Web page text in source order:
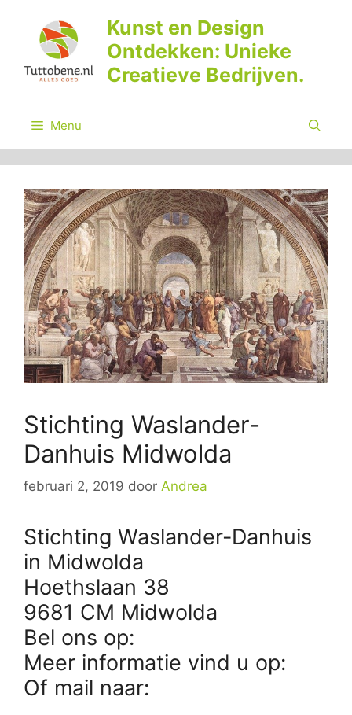
inhoud
Kunst en Design
Ontdekken: Unieke
Creatieve Bedrijven.
Menu
Stichting Waslander-
Danhuis Midwolda
februari 2, 2019 door Andrea
Stichting Waslander-Danhuis
in Midwolda
Hoethslaan 38
9681 CM Midwolda
Bel ons op:
Meer informatie vind u op:
Of mail naar: